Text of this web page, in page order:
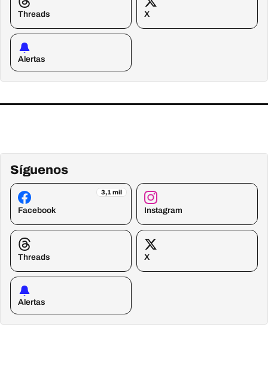
Threads X
Alertas
Síguenos
3,1 mil
Facebook Instagram
Threads X
Alertas